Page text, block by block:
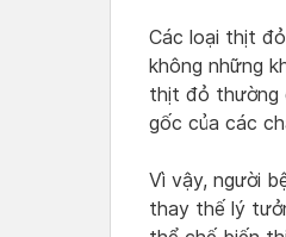
Các loại thịt
không những
thịt đỏ thường
gốc của các
Vì vậy, người
thay thế lý